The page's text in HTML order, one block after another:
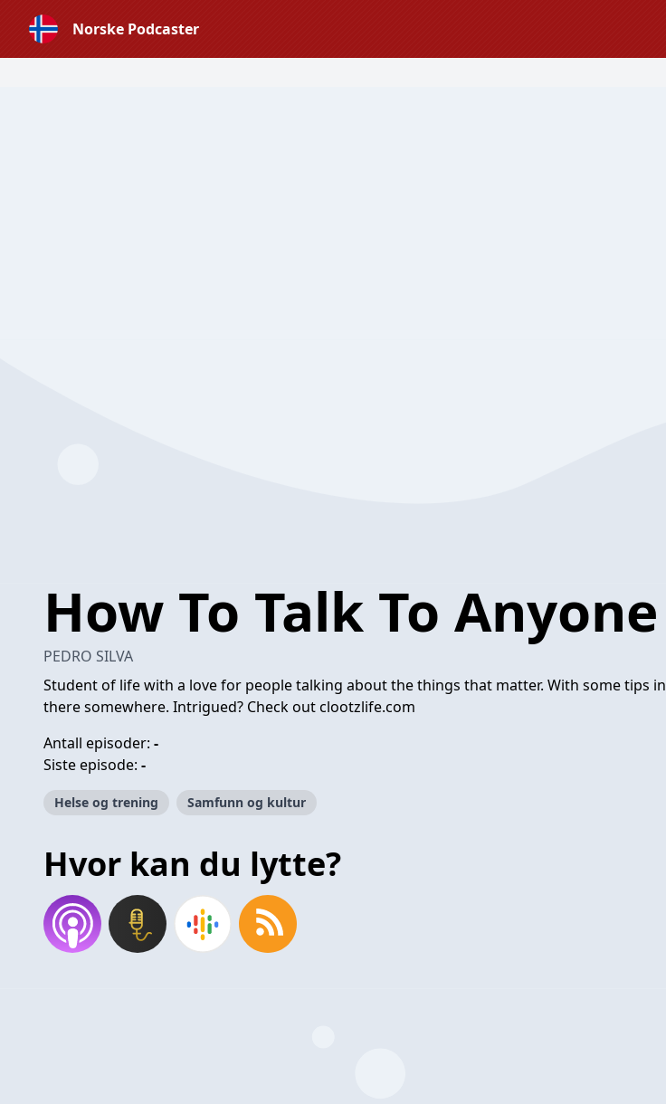
Norske Podcaster
How To Talk To Anyone
PEDRO SILVA
Student of life with a love for people talking about the things that matter. With some tips in
there somewhere. Intrigued? Check out clootzlife.com
Antall episoder: -
Siste episode: -
Helse og trening Samfunn og kultur
Hvor kan du lytte?